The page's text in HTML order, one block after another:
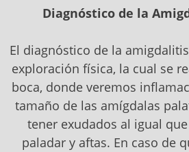
Diagnóstico de la
El diagnóstico de la
exploración física, la cual se
boca, donde veremos
tamaño de las amígdalas
tener exudados al igual
paladar y aftas. En caso de